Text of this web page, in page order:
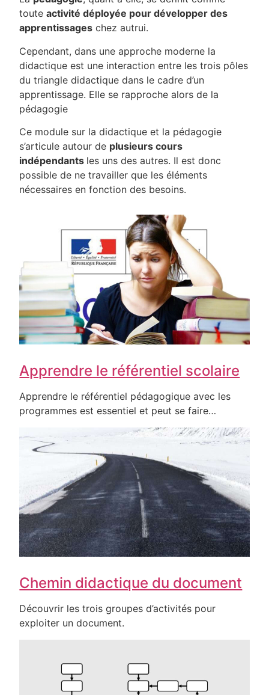
touteactivité déployée pour développer des
apprentissages chez autrui.
Cependant, dans une approche moderne la
didactique est une interaction entre les trois pôles
du triangle didactique dans le cadre d’un
apprentissage. Elle se rapproche alors de la
pédagogie
Ce module sur la didactique et la pédagogie
s’articule autour de plusieurs cours
indépendants les uns des autres. Il est donc
possible de ne travailler que les éléments
nécessaires en fonction des besoins.
Apprendre le référentiel scolaire
Apprendre le référentiel pédagogique avec les
programmes est essentiel et peut se faire…
Chemin didactique du document
Découvrir les trois groupes d’activités pour
exploiter un document.